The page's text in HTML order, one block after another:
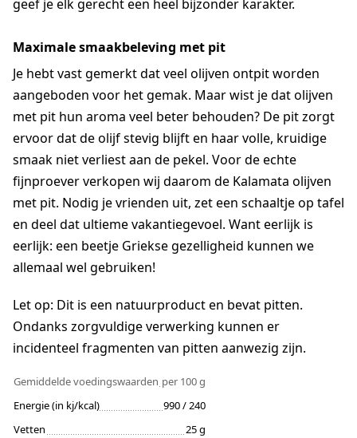
geef je elk gerecht een heel bijzonder karakter.
Maximale smaakbeleving met pit
Je hebt vast gemerkt dat veel olijven ontpit worden
aangeboden voor het gemak. Maar wist je dat olijven
met pit hun aroma veel beter behouden? De pit zorgt
ervoor dat de olijf stevig blijft en haar volle, kruidige
smaak niet verliest aan de pekel. Voor de echte
fijnproever verkopen wij daarom de Kalamata olijven
met pit. Nodig je vrienden uit, zet een schaaltje op tafel
en deel dat ultieme vakantiegevoel. Want eerlijk is
eerlijk: een beetje Griekse gezelligheid kunnen we
allemaal wel gebruiken!
Let op: Dit is een natuurproduct en bevat pitten.
Ondanks zorgvuldige verwerking kunnen er
incidenteel fragmenten van pitten aanwezig zijn.
Gemiddelde voedingswaarden per 100 g
Energie (in kj/kcal)
990 / 240
Vetten
25 g